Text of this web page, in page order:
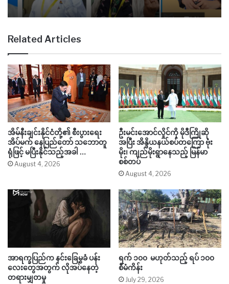
Related Articles
အိမ်နီးချင်းနိုင်ငံတို့၏ စီးပွားရေး
အိပ်မက် နေပြည်တော် သဘောတူ
ရုံဖြင့် မပြီးနိုင်သည့်အခါ …
August 4, 2026
ဦးမင်းအောင်လှိုင်ကို မိုဒီကြိုဆို
အပြီး အိန္ဒိယနယ်စပ်တကြော ဗုံး
မိုး၊ ကျည်မိုးရွာနေသည့် မြန်မာ
စစ်တပ်
August 4, 2026
အာရက္ခပြည်က နင်းခြေမွှခံ ပန်း
လေးတွေအတွက် လိုအပ်နေတဲ့
တရားမျှတမှု
ရက် ၁၀၀ မဟုတ်သည့် ရပ် ၁၀၀
စီမံကိန်း
July 29, 2026